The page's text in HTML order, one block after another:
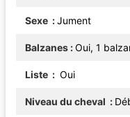
Sexe Jument
Balzanes Oui, 1
Liste Oui
Niveau du cheval